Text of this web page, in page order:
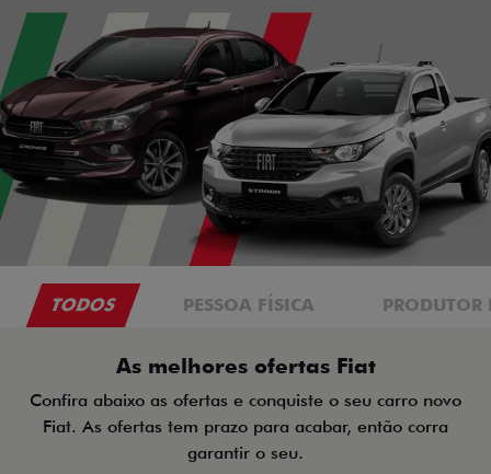
TODOS PESSOA FÍSICA PRODUTOR
As melhores ofertas Fiat
Confira abaixo as ofertas e conquiste o seu carro novo
Fiat. As ofertas tem prazo para acabar, então corra
garantir o seu.